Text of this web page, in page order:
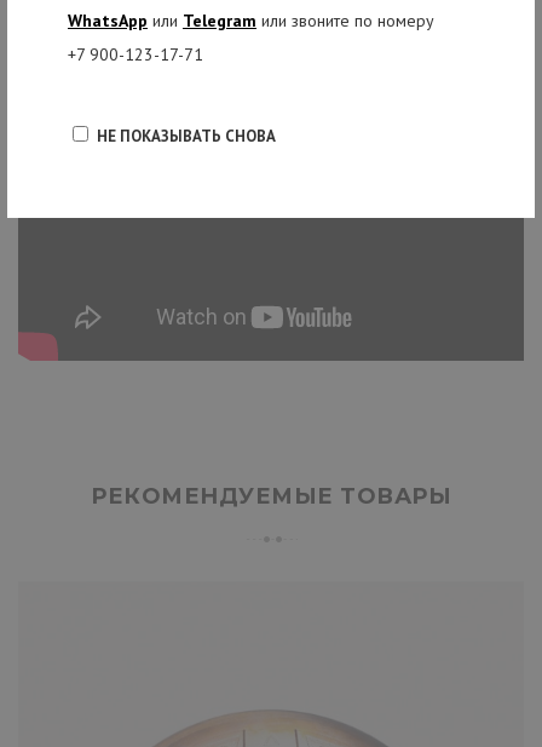
WhatsApp или Telegram или звоните по номеру
+7 900-123-17-71
НЕ ПОКАЗЫВАТЬ СНОВА
РЕКОМЕНДУЕМЫЕ ТОВАРЫ